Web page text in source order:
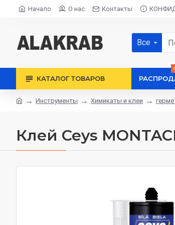
Начало О нас Контакты
Все
КАТАЛОГ ТОВАРОВ
Инструменты Химикаты и клеи
Клей Ceys